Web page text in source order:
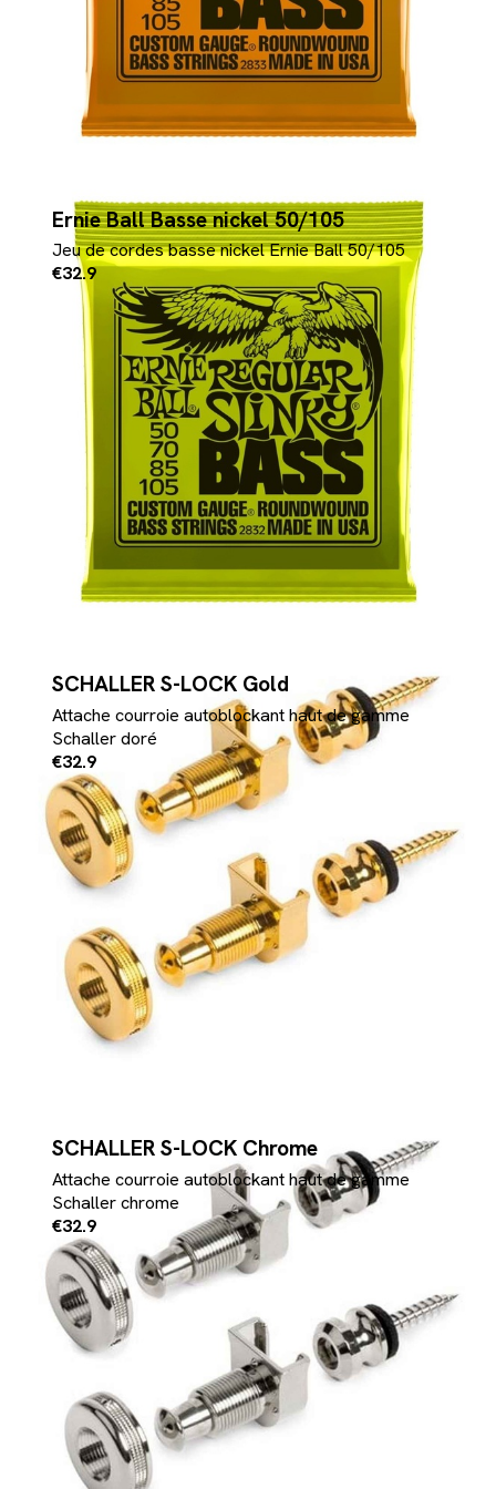
Ernie Ball Basse nickel 50/105
Jeu de cordes basse nickel Ernie Ball 50/105
€32.9
SCHALLER S-LOCK Gold
Attache courroie autoblockant haut de gamme
Schaller doré
€32.9
SCHALLER S-LOCK Chrome
Attache courroie autoblockant haut de gamme
Schaller chrome
€32.9